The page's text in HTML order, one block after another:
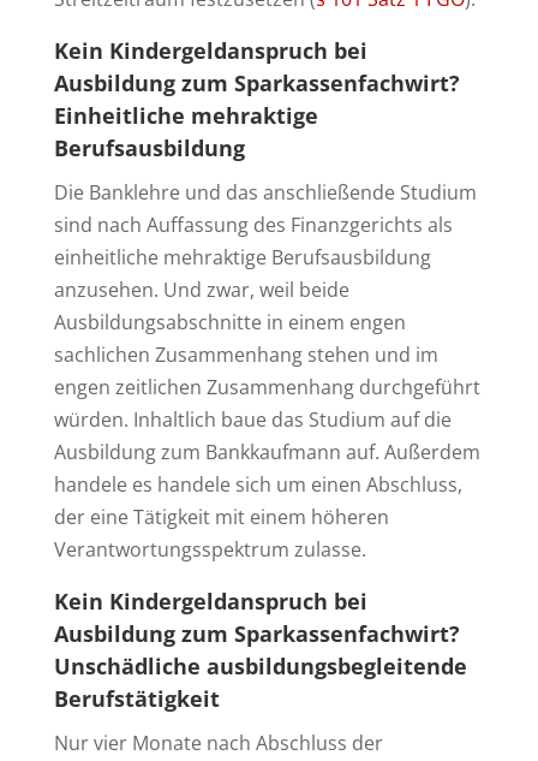
Kein Kindergeldanspruch bei
Ausbildung zum Sparkassenfachwirt?
Einheitliche mehraktige
Berufsausbildung
Die Banklehre und das anschließende Studium
sind nach Auffassung des Finanzgerichts als
einheitliche mehraktige Berufsausbildung
anzusehen. Und zwar, weil beide
Ausbildungsabschnitte in einem engen
sachlichen Zusammenhang stehen und im
engen zeitlichen Zusammenhang durchgeführt
würden. Inhaltlich baue das Studium auf die
Ausbildung zum Bankkaufmann auf. Außerdem
handele es handele sich um einen Abschluss,
der eine Tätigkeit mit einem höheren
Verantwortungsspektrum zulasse.
Kein Kindergeldanspruch bei
Ausbildung zum Sparkassenfachwirt?
Unschädliche ausbildungsbegleitende
Berufstätigkeit
Nur vier Monate nach Abschluss der